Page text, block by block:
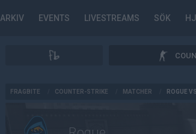
ARKIV EVENTS LIVESTREAMS SÖK
FRAGBITE COUNTER-STRIKE MATCHER ROGUE